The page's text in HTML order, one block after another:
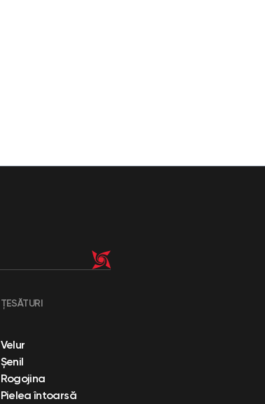
ȚESĂTURI
Velur
Șenil
Rogojina
Pielea întoarsă